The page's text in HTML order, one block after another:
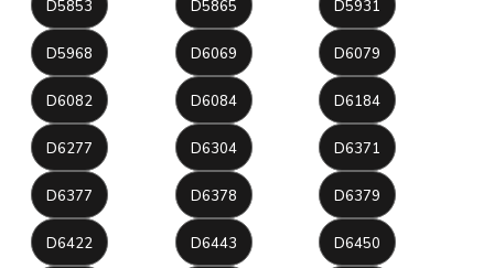
D5853 D5865 D5931
D5968 D6069 D6079
D6082 D6084 D6184
D6277 D6304 D6371
D6377 D6378 D6379
D6422 D6443 D6450